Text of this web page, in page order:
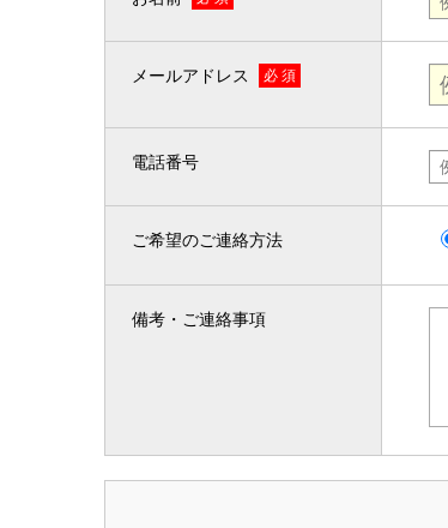
メールアドレス 必 須
電話番号
ご希望のご連絡方法
備考・ご連絡事項